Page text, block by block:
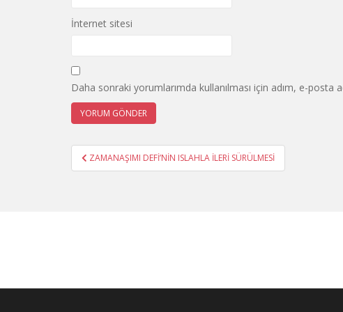
İnternet sitesi
Daha sonraki yorumlarımda kullanılması için adım, e-posta
Yazı
gezinmesi
ZAMANAŞIMI DEFİ’NİN ISLAHLA İLERİ SÜRÜLMESİ